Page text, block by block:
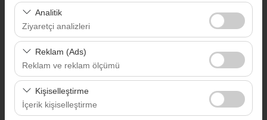
Bu çerezler sitenin doğru şekilde çalışması, güvenlik,
oturum yönetimi ve temel işlevler için gereklidir. Devre
dışı bırakılamaz.
Analitik
Ziyaretçi analizleri
Bu çerezler, sitemizin nasıl kullanıldığını (ziyaretçi sayısı,
en çok ziyaret edilen sayfalar, kullanıcı davranışları)
analiz etmemizi sağlar. Bu veriler, web sitesi
performansını ölçmek ve kullanıcı deneyimini sürekli
iyileştirmek için kullanılır.
Reklam (Ads)
Reklam ve reklam ölçümü
Bu çerezler, size ilgi alanlarınıza uygun kişiselleştirilmiş
reklamlar göstermemize ve reklam kampanyalarımızın
etkinliğini (gösterim sayısı, tıklama oranı) ölçmemize
Kişiselleştirme
İçerik kişiselleştirme
Alış Tarih & Saat
Bırakış Tarih & Saat
09:00